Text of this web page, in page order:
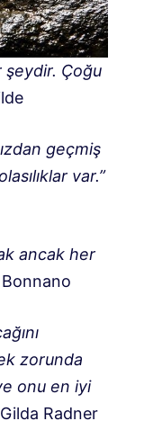
şeydir. Çoğu
geçmiş
var.”
ancak her
zorunda
onu en iyi
Radner